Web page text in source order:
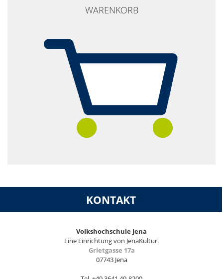
WARENKORB
KONTAKT
Volkshochschule Jena
Eine Einrichtung von JenaKultur.
Grietgasse 17a
07743 Jena